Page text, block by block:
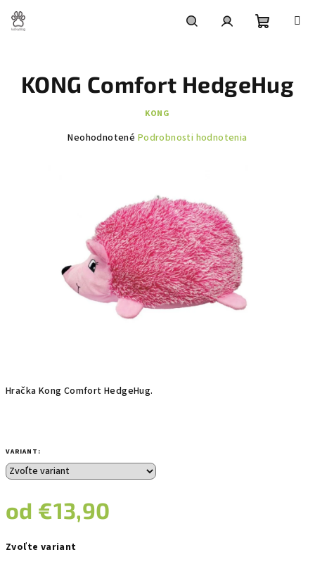
obsah
košík
Hračka Kong Comfort HedgeHug.
VARIANT:
od €13,90
cena:
Zvoľte variant
KONG Comfort HedgeHug
KONG
Priemerné
hviezdičiek.
Neohodnotené Podrobnosti hodnotenia